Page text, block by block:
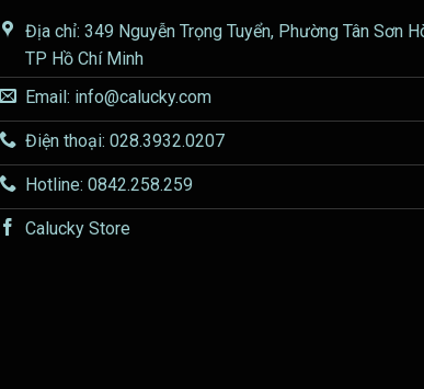
Địa chỉ: 349 Nguyễn Trọng Tuyển, Phường Tân Sơn
TP Hồ Chí Minh
Email: info@calucky.com
Điện thoại: 028.3932.0207
Hotline: 0842.258.259
Calucky Store